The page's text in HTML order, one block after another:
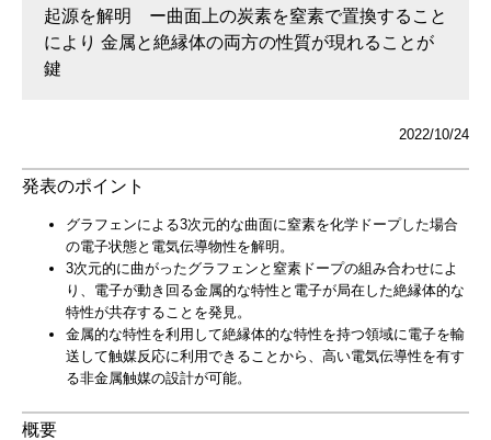
起源を解明 ー曲面上の炭素を窒素で置換すること
により 金属と絶縁体の両方の性質が現れることが
鍵
2022/10/24
発表のポイント
グラフェンによる3次元的な曲面に窒素を化学ドープした場合
の電子状態と電気伝導物性を解明。
3次元的に曲がったグラフェンと窒素ドープの組み合わせによ
り、電子が動き回る金属的な特性と電子が局在した絶縁体的な
特性が共存することを発見。
金属的な特性を利用して絶縁体的な特性を持つ領域に電子を輸
送して触媒反応に利用できることから、高い電気伝導性を有す
る非金属触媒の設計が可能。
概要